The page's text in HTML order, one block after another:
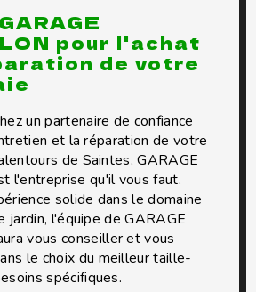
pour l'achat
de votre
un partenaire de confiance
et la réparation de votre
de Saintes, GARAGE
l'entreprise qu'il vous faut.
solide dans le domaine
jardin, l'équipe de GARAGE
vous conseiller et vous
le choix du meilleur taille-
spécifiques.